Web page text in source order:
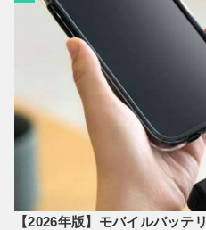
【2026年版】モバイルバッテ